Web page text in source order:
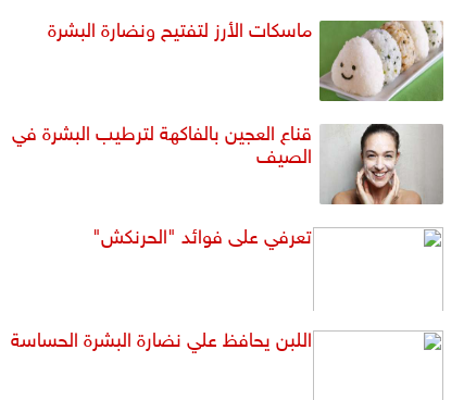
ماسكات الأرز لتفتيح ونضارة البشرة
قناع العجين بالفاكهة لترطيب البشرة في
الصيف
تعرفي على فوائد "الحرنكش"
اللبن يحافظ علي نضارة البشرة الحساسة